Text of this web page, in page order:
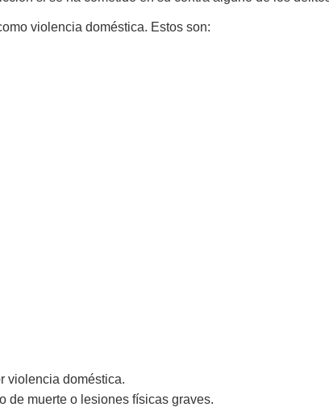
violencia doméstica. Estos son:
violencia doméstica.
de muerte o lesiones físicas graves.